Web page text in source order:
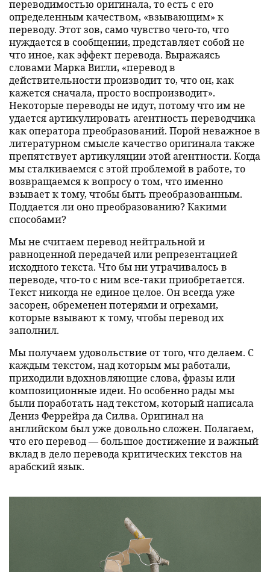
переводимостью оригинала, то есть с его
определенным качеством, «взывающим» к
переводу. Этот зов, само чувство чего-то, что
нуждается в сообщении, представляет собой не
что иное, как эффект перевода. Выражаясь
словами Марка Вигли, «перевод в
действительности производит то, что он, как
кажется сначала, просто воспроизводит».
Некоторые переводы не идут, потому что им не
удается артикулировать агентность переводчика
как оператора преобразований. Порой неважное в
литературном смысле качество оригинала также
препятствует артикуляции этой агентности. Когда
мы сталкиваемся с этой проблемой в работе, то
возвращаемся к вопросу о том, что именно
взывает к тому, чтобы быть преобразованным.
Поддается ли оно преобразованию? Какими
способами?
Мы не считаем перевод нейтральной и
равноценной передачей или репрезентацией
исходного текста. Что бы ни утрачивалось в
переводе, что-то с ним все-таки приобретается.
Текст никогда не единое целое. Он всегда уже
засорен, обременен потерями и огрехами,
которые взывают к тому, чтобы перевод их
заполнил.
Мы получаем удовольствие от того, что делаем. С
каждым текстом, над которым мы работали,
приходили вдохновляющие слова, фразы или
композиционные идеи. Но особенно рады мы
были поработать над текстом, который написала
Дениз Феррейра да Силва. Оригинал на
английском был уже довольно сложен. Полагаем,
что его перевод — большое достижение и важный
вклад в дело перевода критических текстов на
арабский язык.